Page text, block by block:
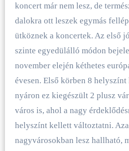
koncert már nem lesz, de
dalokra ott leszek egymás
ütköznek a koncertek. Az első
szinte egyedülálló módon
november elején kéthetes
évesen. Első körben 8
nyáron ez kiegészült 2 plusz
város is, ahol a nagy
helyszínt kellett változtatni.
nagyvárosokban lesz hallható,